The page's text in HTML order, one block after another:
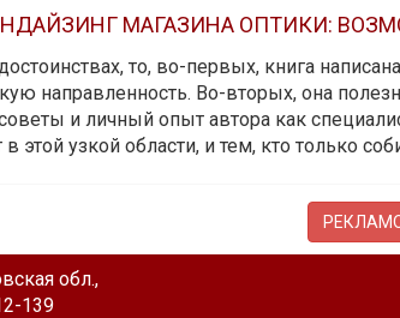
МАГАЗИНА ОПТИКИ:
то, во-первых, книга
направленность. Во-вторых, она
и личный опыт автора как
этой узкой области, и тем, кто только
обл.,
139